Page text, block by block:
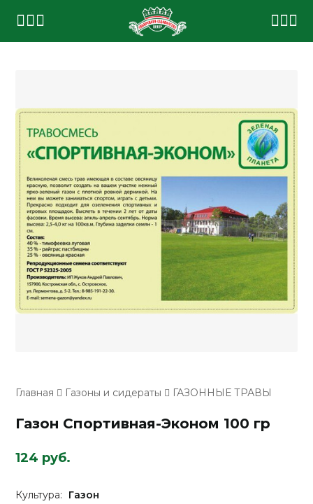
Главная Газоны и сидераты ГАЗОННЫЕ ТРАВЫ
Газон Спортивная-Эконом 100 гр
124 руб.
Культура:
Газон